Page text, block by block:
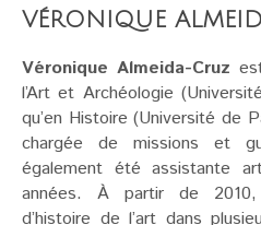
VÉRONIQUE
Véronique Almeida-Cruz
l’Art et Archéologie
qu’en Histoire (Université de
chargée de missions et
également été assistante
années. À partir de
d’histoire de l’art dans